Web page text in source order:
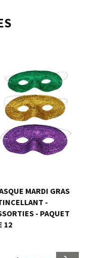
MARDI GRAS
-
- PAQUET
12